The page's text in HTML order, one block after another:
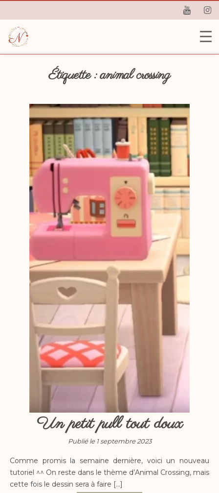
Étiquette :animal crossing
Un petit pull tout doux
Publié le 1 septembre 2023
Comme promis la semaine dernière, voici un nouveau
tutoriel ^^ On reste dans le thème d’Animal Crossing, mais
cette fois le dessin sera à faire […]